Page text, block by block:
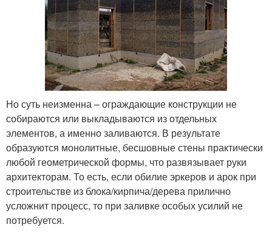
Но суть неизменна – ограждающие конструкции не
собираются или выкладываются из отдельных
элементов, а именно заливаются. В результате
образуются монолитные, бесшовные стены практически
любой геометрической формы, что развязывает руки
архитекторам. То есть, если обилие эркеров и арок при
строительстве из блока/кирпича/дерева прилично
усложнит процесс, то при заливке особых усилий не
потребуется.